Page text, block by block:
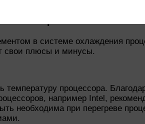
термопасты
в системе охлаждения
свои плюсы и минусы.
температуру процессора.
например Intel,
необходима при перегреве